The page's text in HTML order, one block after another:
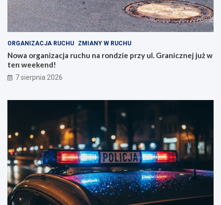
e
W
r
o
c
a
w
i
r
a
n
i
c
n
e
j
e
w
e
e
k
e
n
ORGANIZACJA RUCHU ZMIANY W RUCHU
Nowa organizacja ruchu na rondzie przy ul. Granicznej już w
ten weekend!
7 sierpnia 2026